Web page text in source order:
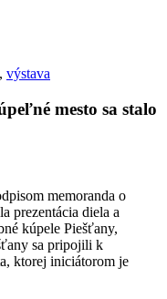
, výstava
mesto sa stalo
memoranda o
prezentácia diela a
kúpele Piešťany,
sa pripojili k
ktorej iniciátorom je